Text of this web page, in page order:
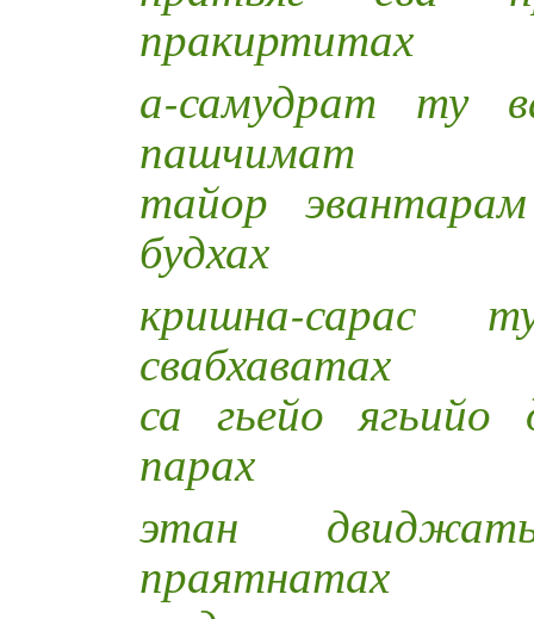
пракиртитах
а-самудрат ту
пашчимат
тайор
будхах
кришна-
свабхаватах
са гьейо
парах
этан
праятнатах